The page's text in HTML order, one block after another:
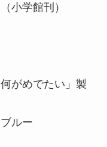
小学館刊）
がめでたい」製
ルー